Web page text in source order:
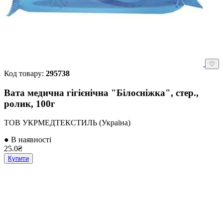
♡
Код товару: 295738
Вата медична гігієнічна "Білосніжка", стер.,
ролик, 100г
ТОВ УКРМЕДТЕКСТИЛЬ (Україна)
● В наявності
25.0₴
Купити